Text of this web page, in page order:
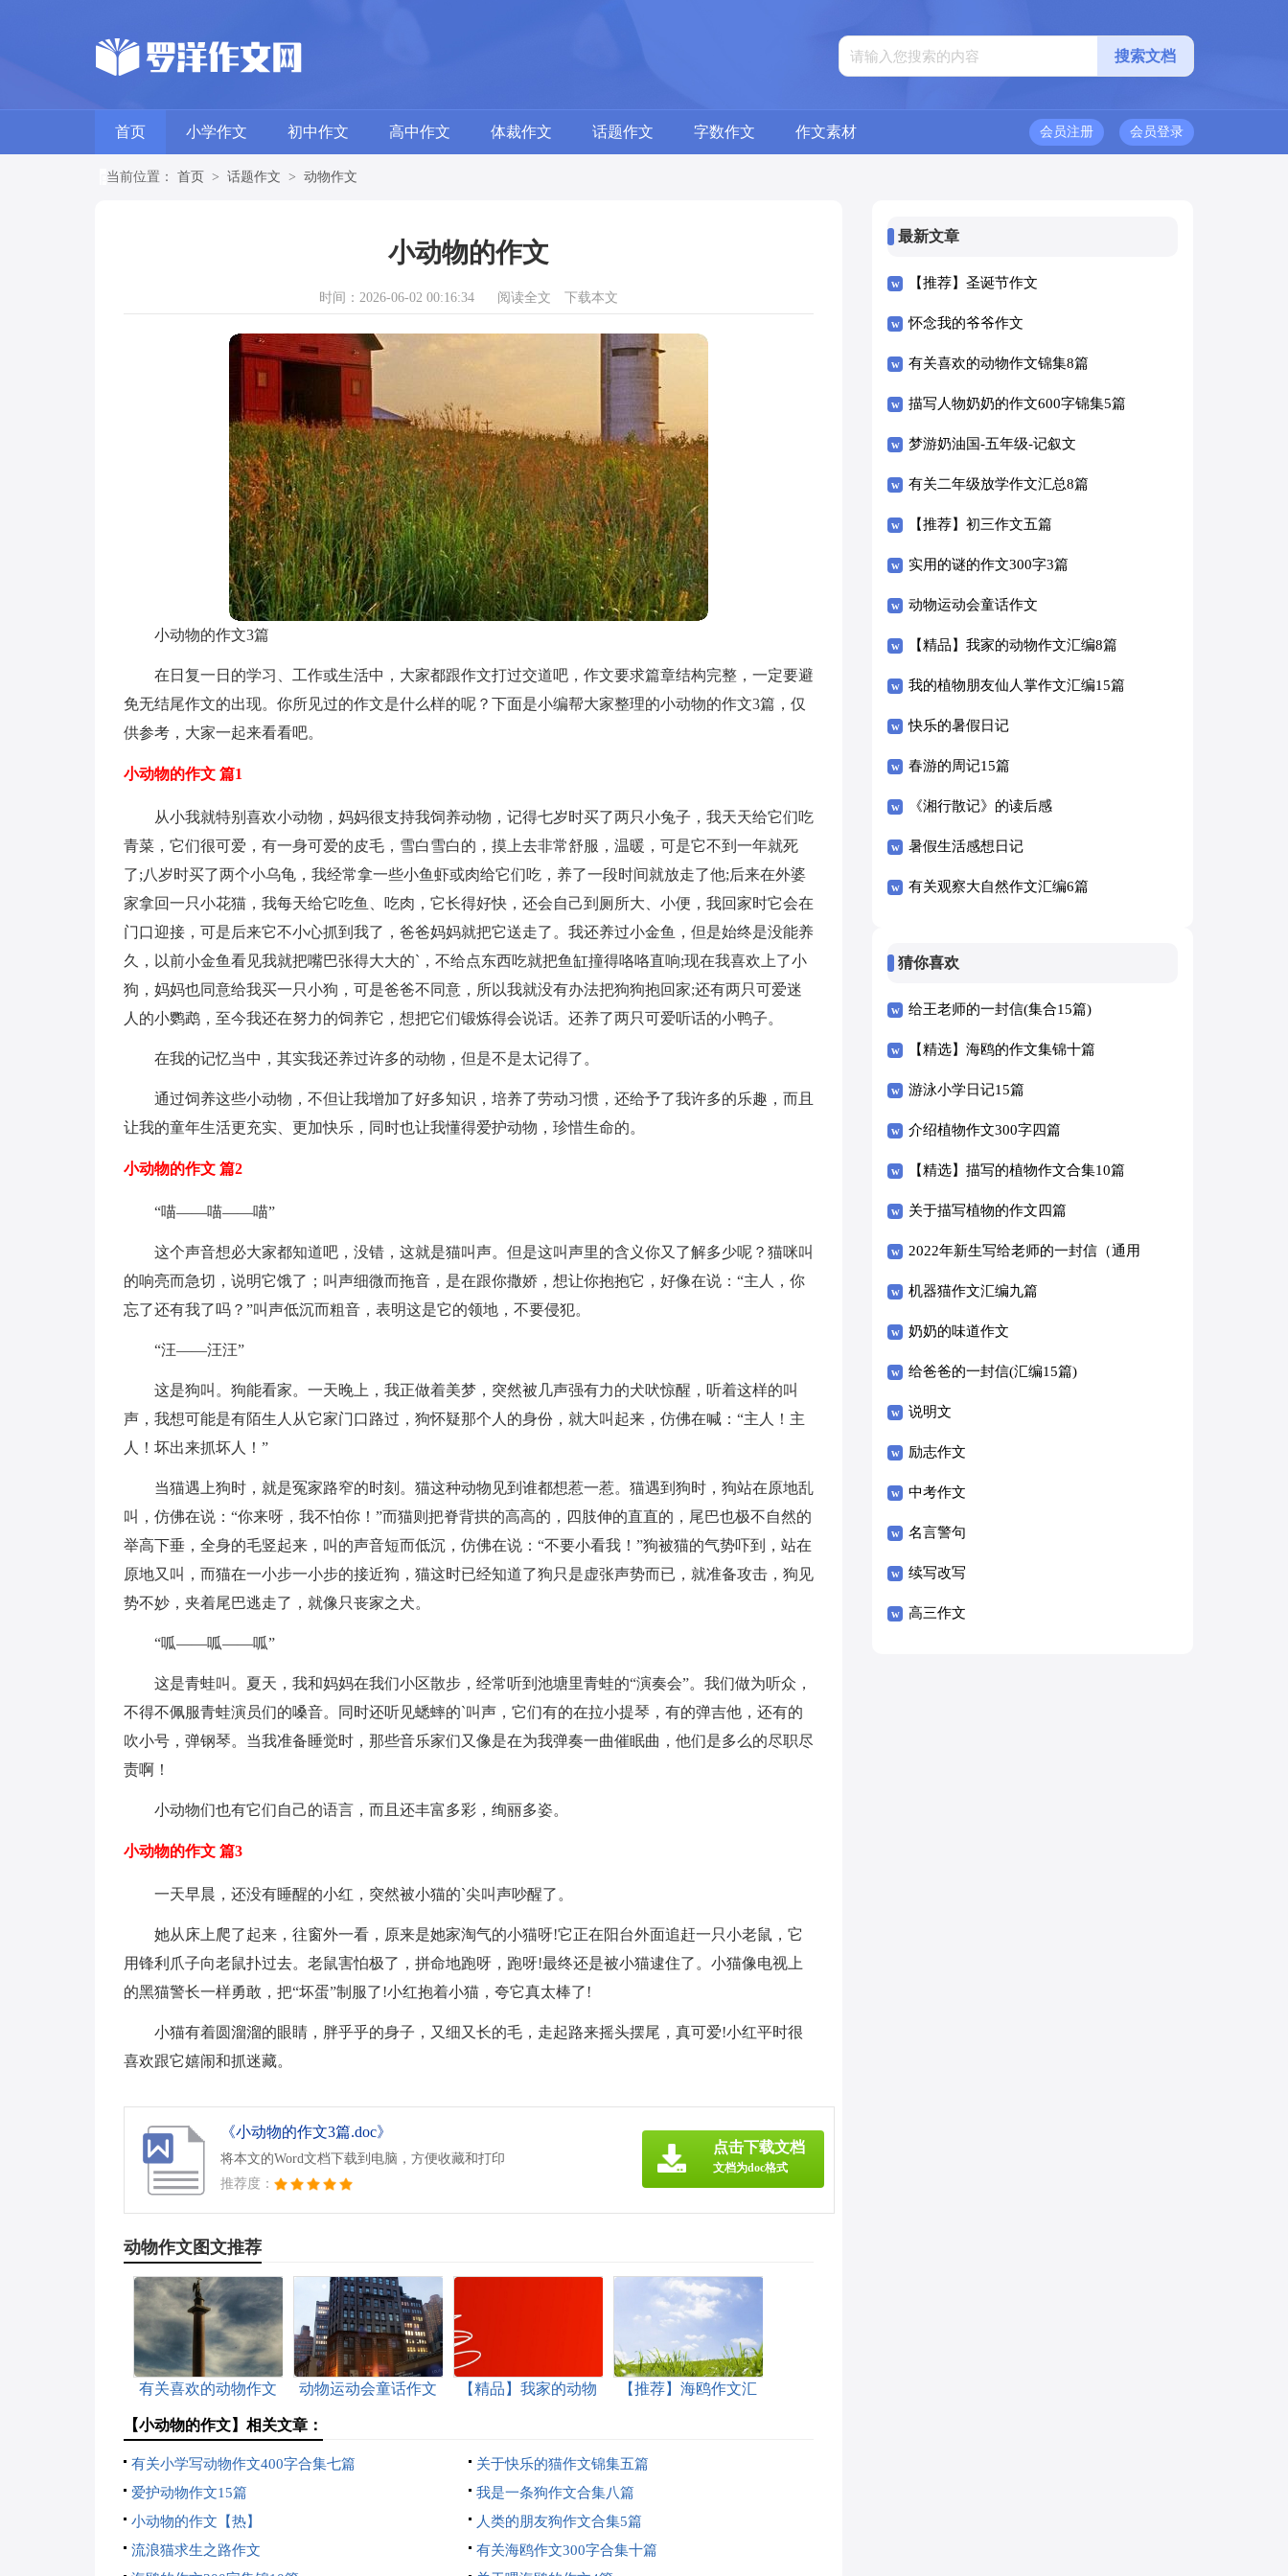
首页 小学作文 初中作文 高中作文 体裁作文 话题作文 字数作文 作文素材 会员登录
会员注册
当前位置： 首页 > 话题作文 > 动物作文
小动物的作文
时间：2026-06-02 00:16:34 阅读全文 下载本文
小动物的作文3篇
在日复一日的学习、工作或生活中，大家都跟作文打过交道吧，作文要求篇章结构完整，一定要避
免无结尾作文的出现。你所见过的作文是什么样的呢？下面是小编帮大家整理的小动物的作文3篇，仅
供参考，大家一起来看看吧。
小动物的作文 篇1
从小我就特别喜欢小动物，妈妈很支持我饲养动物，记得七岁时买了两只小兔子，我天天给它们吃
青菜，它们很可爱，有一身可爱的皮毛，雪白雪白的，摸上去非常舒服，温暖，可是它不到一年就死
了;八岁时买了两个小乌龟，我经常拿一些小鱼虾或肉给它们吃，养了一段时间就放走了他;后来在外婆
家拿回一只小花猫，我每天给它吃鱼、吃肉，它长得好快，还会自己到厕所大、小便，我回家时它会在
门口迎接，可是后来它不小心抓到我了，爸爸妈妈就把它送走了。我还养过小金鱼，但是始终是没能养
久，以前小金鱼看见我就把嘴巴张得大大的`，不给点东西吃就把鱼缸撞得咯咯直响;现在我喜欢上了小
狗，妈妈也同意给我买一只小狗，可是爸爸不同意，所以我就没有办法把狗狗抱回家;还有两只可爱迷
人的小鹦鹉，至今我还在努力的饲养它，想把它们锻炼得会说话。还养了两只可爱听话的小鸭子。
在我的记忆当中，其实我还养过许多的动物，但是不是太记得了。
通过饲养这些小动物，不但让我增加了好多知识，培养了劳动习惯，还给予了我许多的乐趣，而且
让我的童年生活更充实、更加快乐，同时也让我懂得爱护动物，珍惜生命的。
小动物的作文 篇2
“喵——喵——喵”
这个声音想必大家都知道吧，没错，这就是猫叫声。但是这叫声里的含义你又了解多少呢？猫咪叫
的响亮而急切，说明它饿了；叫声细微而拖音，是在跟你撒娇，想让你抱抱它，好像在说：“主人，你
忘了还有我了吗？”叫声低沉而粗音，表明这是它的领地，不要侵犯。
“汪——汪汪”
这是狗叫。狗能看家。一天晚上，我正做着美梦，突然被几声强有力的犬吠惊醒，听着这样的叫
声，我想可能是有陌生人从它家门口路过，狗怀疑那个人的身份，就大叫起来，仿佛在喊：“主人！主
人！坏出来抓坏人！”
当猫遇上狗时，就是冤家路窄的时刻。猫这种动物见到谁都想惹一惹。猫遇到狗时，狗站在原地乱
叫，仿佛在说：“你来呀，我不怕你！”而猫则把脊背拱的高高的，四肢伸的直直的，尾巴也极不自然的
举高下垂，全身的毛竖起来，叫的声音短而低沉，仿佛在说：“不要小看我！”狗被猫的气势吓到，站在
原地又叫，而猫在一小步一小步的接近狗，猫这时已经知道了狗只是虚张声势而已，就准备攻击，狗见
势不妙，夹着尾巴逃走了，就像只丧家之犬。
“呱——呱——呱”
这是青蛙叫。夏天，我和妈妈在我们小区散步，经常听到池塘里青蛙的“演奏会”。我们做为听众，
不得不佩服青蛙演员们的嗓音。同时还听见蟋蟀的`叫声，它们有的在拉小提琴，有的弹吉他，还有的
吹小号，弹钢琴。当我准备睡觉时，那些音乐家们又像是在为我弹奏一曲催眠曲，他们是多么的尽职尽
责啊！
小动物们也有它们自己的语言，而且还丰富多彩，绚丽多姿。
小动物的作文 篇3
一天早晨，还没有睡醒的小红，突然被小猫的`尖叫声吵醒了。
她从床上爬了起来，往窗外一看，原来是她家淘气的小猫呀!它正在阳台外面追赶一只小老鼠，它
用锋利爪子向老鼠扑过去。老鼠害怕极了，拼命地跑呀，跑呀!最终还是被小猫逮住了。小猫像电视上
的黑猫警长一样勇敢，把“坏蛋”制服了!小红抱着小猫，夸它真太棒了!
小猫有着圆溜溜的眼睛，胖乎乎的身子，又细又长的毛，走起路来摇头摆尾，真可爱!小红平时很
喜欢跟它嬉闹和抓迷藏。
《小动物的作文3篇.doc》
将本文的Word文档下载到电脑，方便收藏和打印
推荐度：
点击下载文档
文档为doc格式
动物作文图文推荐
有关喜欢的动物作文
动物运动会童话作文
【精品】我家的动物
【推荐】海鸥作文汇
【小动物的作文】相关文章：
有关小学写动物作文400字合集七篇
关于快乐的猫作文锦集五篇
爱护动物作文15篇
我是一条狗作文合集八篇
小动物的作文【热】
人类的朋友狗作文合集5篇
流浪猫求生之路作文
有关海鸥作文300字合集十篇
最新文章
【推荐】圣诞节作文
怀念我的爷爷作文
有关喜欢的动物作文锦集8篇
描写人物奶奶的作文600字锦集5篇
梦游奶油国-五年级-记叙文
有关二年级放学作文汇总8篇
【推荐】初三作文五篇
实用的谜的作文300字3篇
动物运动会童话作文
【精品】我家的动物作文汇编8篇
我的植物朋友仙人掌作文汇编15篇
快乐的暑假日记
春游的周记15篇
《湘行散记》的读后感
暑假生活感想日记
有关观察大自然作文汇编6篇
猜你喜欢
给王老师的一封信(集合15篇)
【精选】海鸥的作文集锦十篇
游泳小学日记15篇
介绍植物作文300字四篇
【精选】描写的植物作文合集10篇
关于描写植物的作文四篇
2022年新生写给老师的一封信（通用
8篇）
机器猫作文汇编九篇
奶奶的味道作文
给爸爸的一封信(汇编15篇)
说明文
励志作文
中考作文
名言警句
续写改写
高三作文